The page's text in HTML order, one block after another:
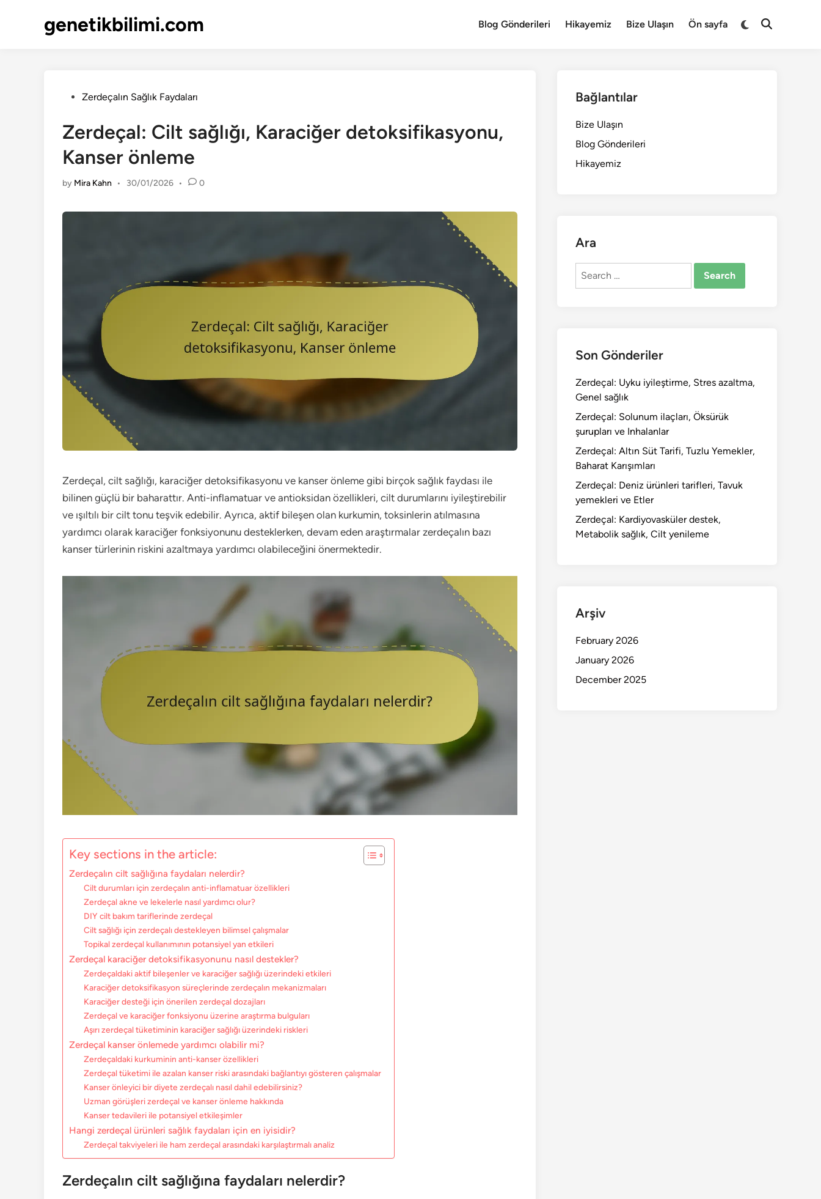
genetikbilimi.com Blog Gönderileri Hikayemiz Bize Ulaşın Ön sayfa
Switch
Open
PostedZerdeçalın Sağlık Faydaları
Zerdeçal: Cilt sağlığı, Karaciğer detoksifikasyonu,
Kanser önleme
by Mira Kahn • 30/01/2026 • 0
Zerdeçal, cilt sağlığı, karaciğer detoksifikasyonu ve kanser önleme gibi birçok sağlık faydası ile
bilinen güçlü bir baharattır. Anti-inflamatuar ve antioksidan özellikleri, cilt durumlarını iyileştirebilir
ve ışıltılı bir cilt tonu teşvik edebilir. Ayrıca, aktif bileşen olan kurkumin, toksinlerin atılmasına
yardımcı olarak karaciğer fonksiyonunu desteklerken, devam eden araştırmalar zerdeçalın bazı
kanser türlerinin riskini azaltmaya yardımcı olabileceğini önermektedir.
Key sections in the article:
Zerdeçalın cilt sağlığına faydaları nelerdir?
Cilt durumları için zerdeçalın anti-inflamatuar özellikleri
Zerdeçal akne ve lekelerle nasıl yardımcı olur?
DIY cilt bakım tariflerinde zerdeçal
Cilt sağlığı için zerdeçalı destekleyen bilimsel çalışmalar
Topikal zerdeçal kullanımının potansiyel yan etkileri
Zerdeçal karaciğer detoksifikasyonunu nasıl destekler?
Zerdeçaldaki aktif bileşenler ve karaciğer sağlığı üzerindeki etkileri
Karaciğer detoksifikasyon süreçlerinde zerdeçalın mekanizmaları
Karaciğer desteği için önerilen zerdeçal dozajları
Zerdeçal ve karaciğer fonksiyonu üzerine araştırma bulguları
Aşırı zerdeçal tüketiminin karaciğer sağlığı üzerindeki riskleri
Zerdeçal kanser önlemede yardımcı olabilir mi?
Zerdeçaldaki kurkuminin anti-kanser özellikleri
Zerdeçal tüketimi ile azalan kanser riski arasındaki bağlantıyı gösteren çalışmalar
Kanser önleyici bir diyete zerdeçalı nasıl dahil edebilirsiniz?
Uzman görüşleri zerdeçal ve kanser önleme hakkında
Kanser tedavileri ile potansiyel etkileşimler
Hangi zerdeçal ürünleri sağlık faydaları için en iyisidir?
Zerdeçal takviyeleri ile ham zerdeçal arasındaki karşılaştırmalı analiz
Zerdeçalın cilt sağlığına faydaları nelerdir?
Bağlantılar
Bize Ulaşın
Blog Gönderileri
Hikayemiz
Ara
Search
Son Gönderiler
Zerdeçal: Uyku iyileştirme, Stres azaltma,
Genel sağlık
Zerdeçal: Solunum ilaçları, Öksürük
şurupları ve Inhalanlar
Zerdeçal: Altın Süt Tarifi, Tuzlu Yemekler,
Baharat Karışımları
Zerdeçal: Deniz ürünleri tarifleri, Tavuk
yemekleri ve Etler
Zerdeçal: Kardiyovasküler destek,
Metabolik sağlık, Cilt yenileme
Arşiv
February 2026
January 2026
December 2025